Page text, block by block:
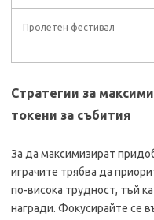
Пролетен фестивал
Стратегии за
токени за събития
За да максимизират
играчите трябва да
по-висока трудност, тъй
награди. Фокусирайте се